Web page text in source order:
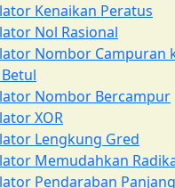
Kenaikan Peratus
Nol Rasional
Nombor Campuran
Nombor Bercampur
XOR
Lengkung Gred
Memudahkan
Pendaraban Panjang